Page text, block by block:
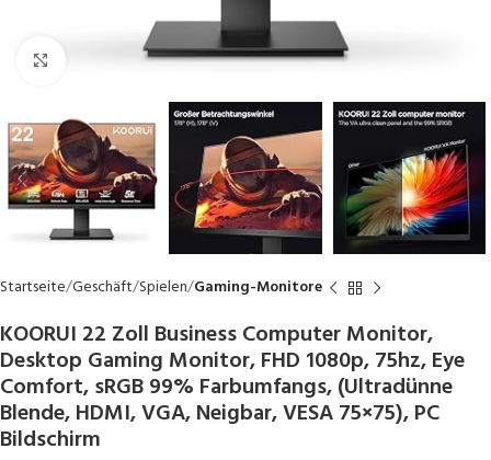
Click to enlarge
Startseite Geschäft Spielen Gaming-Monitore
KOORUI 22 Zoll Business Computer Monitor,
Desktop Gaming Monitor, FHD 1080p, 75hz, Eye
Comfort, sRGB 99% Farbumfangs, (Ultradünne
Blende, HDMI, VGA, Neigbar, VESA 75×75), PC
Bildschirm